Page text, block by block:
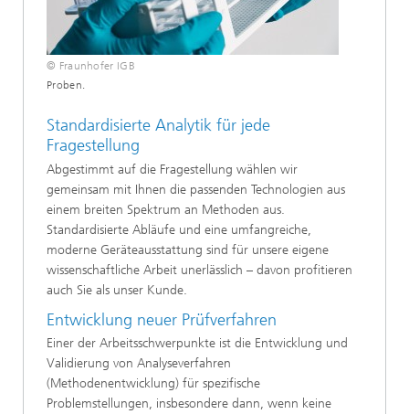
© Fraunhofer IGB
Proben.
Standardisierte Analytik für jede
Fragestellung
Abgestimmt auf die Fragestellung wählen wir
gemeinsam mit Ihnen die passenden Technologien aus
einem breiten Spektrum an Methoden aus.
Standardisierte Abläufe und eine umfangreiche,
moderne Geräteausstattung sind für unsere eigene
wissenschaftliche Arbeit unerlässlich – davon profitieren
auch Sie als unser Kunde.
Entwicklung neuer Prüfverfahren
Einer der Arbeitsschwerpunkte ist die Entwicklung und
Validierung von Analyseverfahren
(Methodenentwicklung) für spezifische
Problemstellungen, insbesondere dann, wenn keine